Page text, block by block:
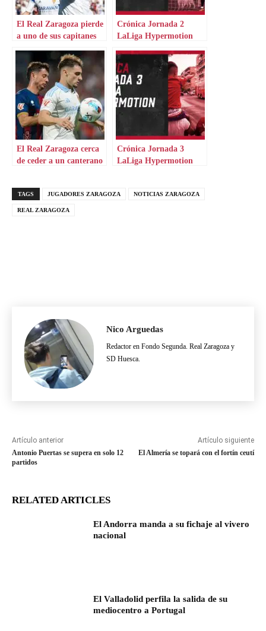
El Real Zaragoza pierde
a uno de sus capitanes
Crónica Jornada 2
LaLiga Hypermotion
El Real Zaragoza cerca
de ceder a un canterano
Crónica Jornada 3
LaLiga Hypermotion
TAGS JUGADORES ZARAGOZA NOTICIAS ZARAGOZA
REAL ZARAGOZA
Nico Arguedas
Redactor en Fondo Segunda. Real Zaragoza y
SD Huesca.
Artículo anterior
Antonio Puertas se supera en solo 12
partidos
Artículo siguiente
El Almería se topará con el fortín ceutí
RELATED ARTICLES
El Andorra manda a su fichaje al vivero
nacional
El Valladolid perfila la salida de su
mediocentro a Portugal